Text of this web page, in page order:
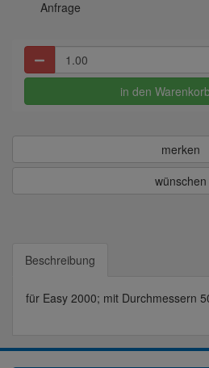
Anfrage
in den
merken
wünschen
Beschreibung
für Easy 2000; mit Durchmessern